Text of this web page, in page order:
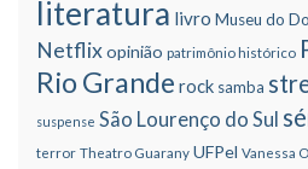
literatura livro Museu do
Netflixopinião patrimônio histórico
Rio Grande rock samba
suspense São Lourenço do Sul
terror Theatro Guarany UFPel Vanessa